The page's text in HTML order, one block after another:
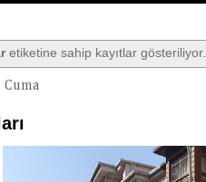
etiketine sahip kayıtlar gösteriliyor.